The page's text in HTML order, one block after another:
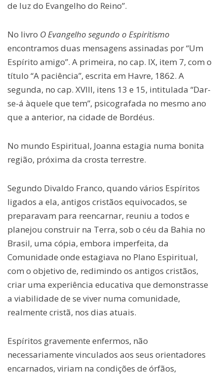
de luz do Evangelho do Reino”.
No livro O Evangelho segundo o Espiritismo
encontramos duas mensagens assinadas por “Um
Espírito amigo”. A primeira, no cap. IX, item 7, com o
título “A paciência”, escrita em Havre, 1862. A
segunda, no cap. XVIII, itens 13 e 15, intitulada “Dar-
se-á àquele que tem”, psicografada no mesmo ano
que a anterior, na cidade de Bordéus.
No mundo Espiritual, Joanna estagia numa bonita
região, próxima da crosta terrestre.
Segundo Divaldo Franco, quando vários Espíritos
ligados a ela, antigos cristãos equivocados, se
preparavam para reencarnar, reuniu a todos e
planejou construir na Terra, sob o céu da Bahia no
Brasil, uma cópia, embora imperfeita, da
Comunidade onde estagiava no Plano Espiritual,
com o objetivo de, redimindo os antigos cristãos,
criar uma experiência educativa que demonstrasse
a viabilidade de se viver numa comunidade,
realmente cristã, nos dias atuais.
Espíritos gravemente enfermos, não
necessariamente vinculados aos seus orientadores
encarnados, viriam na condições de órfãos,